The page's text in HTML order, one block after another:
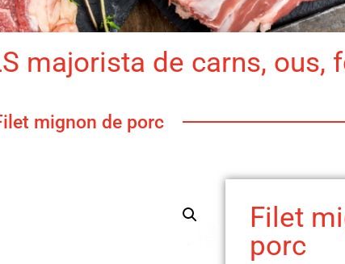
majorista de carns,
mignon de porc
Filet
porc